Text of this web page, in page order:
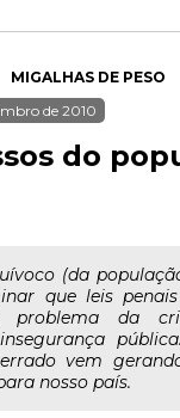
MIGALHAS DE PESO
de 2010
do
(da
que leis
problema da
vem
nosso país.